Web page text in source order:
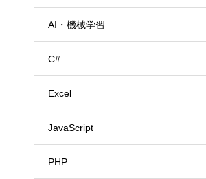
AI・機械学習
C#
Excel
JavaScript
PHP